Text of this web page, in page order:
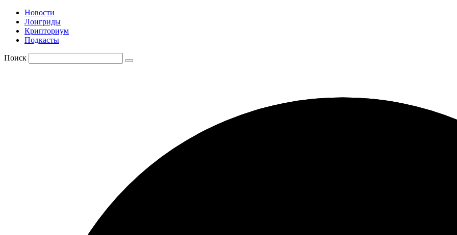
Новости
Лонгриды
Крипториум
Подкасты
Поиск